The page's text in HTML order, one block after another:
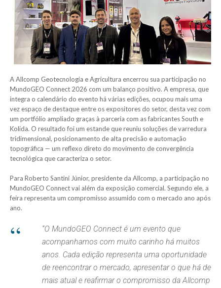
A Allcomp Geotecnologia e Agricultura encerrou sua participação no
MundoGEO Connect 2026 com um balanço positivo. A empresa, que
integra o calendário do evento há várias edições, ocupou mais uma
vez espaço de destaque entre os expositores do setor, desta vez com
um portfólio ampliado graças à parceria com as fabricantes South e
Kolida. O resultado foi um estande que reuniu soluções de varredura
tridimensional, posicionamento de alta precisão e automação
topográfica — um reflexo direto do movimento de convergência
tecnológica que caracteriza o setor.
Para Roberto Santini Júnior, presidente da Allcomp, a participação no
MundoGEO Connect vai além da exposição comercial. Segundo ele, a
feira representa um compromisso assumido com o mercado ano após
ano.
“O MundoGEO Connect é um evento que
acompanhamos com muito carinho há muitos
anos. Cada edição representa uma oportunidade
de reencontrar o mercado, apresentar o que há de
mais atual e reafirmar o compromisso da Allcomp